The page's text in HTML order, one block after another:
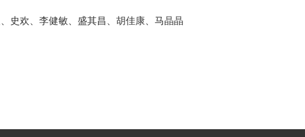
史欢、李健敏、盛其昌、胡佳康、马晶晶